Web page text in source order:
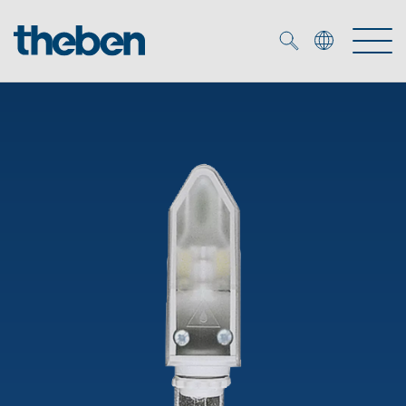
Détecteurs de présence et de mouvement
Contrôle du temps et de la lumière
Commande d'éclairage DALI-2